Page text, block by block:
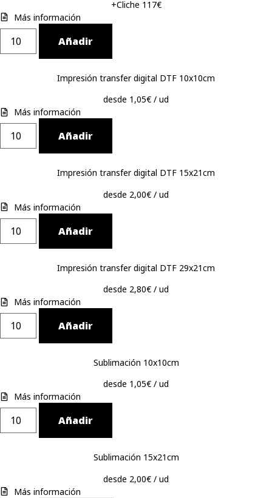
+Cliche 117€
Más información
Añadir
Impresión transfer digital DTF 10x10cm
desde 1,05€ / ud
Más información
Añadir
Impresión transfer digital DTF 15x21cm
desde 2,00€ / ud
Más información
Añadir
Impresión transfer digital DTF 29x21cm
desde 2,80€ / ud
Más información
Añadir
Sublimación 10x10cm
desde 1,05€ / ud
Más información
Añadir
Sublimación 15x21cm
desde 2,00€ / ud
Más información